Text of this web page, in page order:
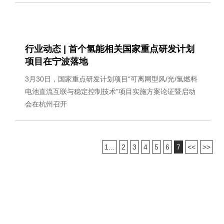
行业动态 | 首个氢能相关国家重点研发计划
项目在宁波落地
3月30日，国家重点研发计划项目“可离网型风/光/氢燃料
电池直流互联与稳定控制技术”项目实施方案论证暨启动
会在杭州召开
1... 2 3 4 5 6 7 << >>